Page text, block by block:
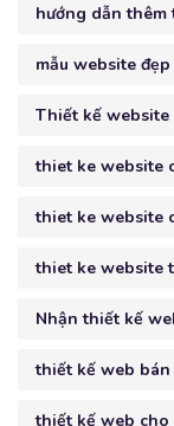
hướng dẫn
mẫu website
Thiết kế
thiet ke website
thiet ke website
thiet ke website
Nhận thiết kế
thiết kế web bán
thiết kế web cho